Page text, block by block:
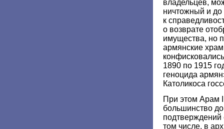
владельцев,
ничтожный и
к
о возврате
имущества, но
армянские
1890 по 1915
геноцида
Католикоса
При этом Арам I
большинство
подтверждений
том числе, в